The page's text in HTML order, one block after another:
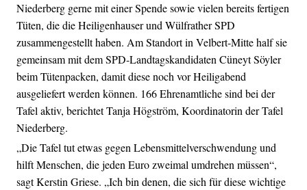
Niederberg gerne mit einer Spende sowie vielen bereits fertigen
Tüten, die die Heiligenhauser und Wülfrather SPD
zusammengestellt haben. Am Standort in Velbert-Mitte half sie
gemeinsam mit dem SPD-Landtagskandidaten Cüneyt Söyler
beim Tütenpacken, damit diese noch vor Heiligabend
ausgeliefert werden können. 166 Ehrenamtliche sind bei der
Tafel aktiv, berichtet Tanja Högström, Koordinatorin der Tafel
Niederberg.
„Die Tafel tut etwas gegen Lebensmittelverschwendung und
hilft Menschen, die jeden Euro zweimal umdrehen müssen“,
sagt Kerstin Griese. „Ich bin denen, die sich für diese wichtige